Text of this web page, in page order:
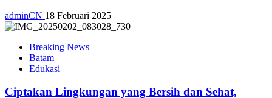
adminCN 18 Februari 2025
Breaking News
Batam
Edukasi
Ciptakan Lingkungan yang Bersih dan Sehat,